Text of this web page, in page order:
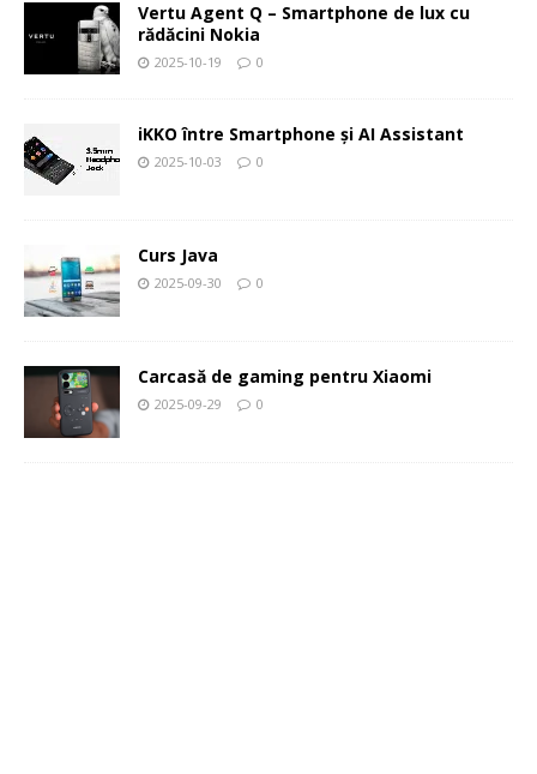
Vertu Agent Q – Smartphone de lux cu
rădăcini Nokia
2025-10-19 0
iKKO între Smartphone și AI Assistant
2025-10-03 0
Curs Java
2025-09-30 0
Carcasă de gaming pentru Xiaomi
2025-09-29 0